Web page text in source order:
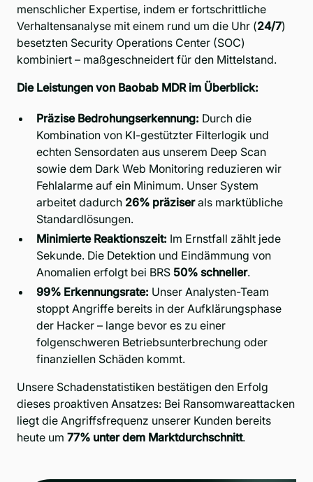
menschlicher Expertise, indem er fortschrittliche
Verhaltensanalyse mit einem rund um die Uhr (24/7)
besetzten Security Operations Center (SOC)
kombiniert – maßgeschneidert für den Mittelstand.
Die Leistungen von Baobab MDR im Überblick:
Präzise Bedrohungserkennung: Durch die
Kombination von KI-gestützter Filterlogik und
echten Sensordaten aus unserem Deep Scan
sowie dem Dark Web Monitoring reduzieren wir
Fehlalarme auf ein Minimum. Unser System
arbeitet dadurch 26% präziserals marktübliche
Standardlösungen.
Minimierte Reaktionszeit: Im Ernstfall zählt jede
Sekunde. Die Detektion und Eindämmung von
Anomalien erfolgt bei BRS 50% schneller.
99% Erkennungsrate: Unser Analysten-Team
stoppt Angriffe bereits in der Aufklärungsphase
der Hacker – lange bevor es zu einer
folgenschweren Betriebsunterbrechung oder
finanziellen Schäden kommt.
Unsere Schadenstatistiken bestätigen den Erfolg
dieses proaktiven Ansatzes: Bei Ransomwareattacken
liegt die Angriffsfrequenz unserer Kunden bereits
heute um 77% unter dem Marktdurchschnitt.